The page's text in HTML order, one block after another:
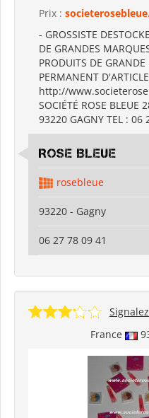
Prix :
- GROSSISTE
DE GRANDES
PRODUITS DE
PERMANENT
http://
SOCIÉTÉ ROSE
93220 GAGNY TEL : 06
ROSE BLEUE
rosebleue
93220 - Gagny
06 27 78 09 41
France